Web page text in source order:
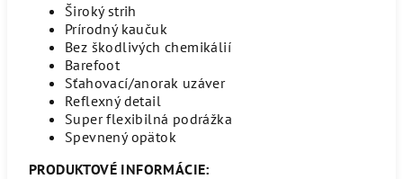
Široký strih
Prírodný kaučuk
Bez škodlivých chemikálií
Barefoot
Sťahovací/anorak uzáver
Reflexný detail
Super flexibilná podrážka
Spevnený opätok
PRODUKTOVÉ INFORMÁCIE: